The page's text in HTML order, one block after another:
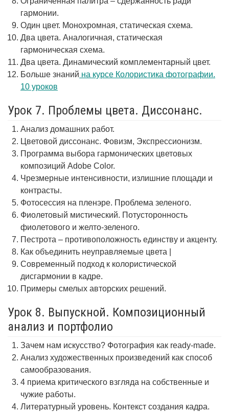
гармонии.
Один цвет. Монохромная, статическая схема.
Два цвета. Аналогичная, статическая
гармоническая схема.
Два цвета. Динамический комплементарный цвет.
Больше знаний на курсе Колористика фотографии.
10 уроков
Урок 7. Проблемы цвета. Диссонанс.
Анализ домашних работ.
Цветовой диссонанс. Фовизм, Экспрессионизм.
Программа выбора гармонических цветовых
композиций Adobe Color.
Чрезмерные интенсивности, излишние площади и
контрасты.
Фотосессия на пленэре. Проблема зеленого.
Фиолетовый мистический. Потусторонность
фиолетового и желто-зеленого.
Пестрота – противоположность единству и акценту.
Как объединить неуправляемые цвета |
Современный подход к колористической
дисгармонии в кадре.
Примеры смелых авторских решений.
Урок 8. Выпускной. Композиционный
анализ и портфолио
Зачем нам искусство? Фотография как ready-made.
Анализ художественных произведений как способ
самообразования.
4 приема критического взгляда на собственные и
чужие работы.
Литературный уровень. Контекст создания кадра.